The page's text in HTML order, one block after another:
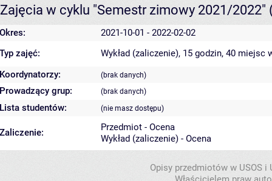
Zajęcia w cyklu "Semestr zimowy 2021/2022"
Okres:
2021-10-01 - 2022-02-02
Typ zajęć:
Wykład (zaliczenie), 15 godzin, 40 miejsc
Koordynatorzy:
(brak danych)
Prowadzący grup: (brak danych)
Lista studentów: (nie masz dostępu)
Zaliczenie:
Przedmiot - Ocena
Wykład (zaliczenie) - Ocena
Opisy przedmiotów w USOS